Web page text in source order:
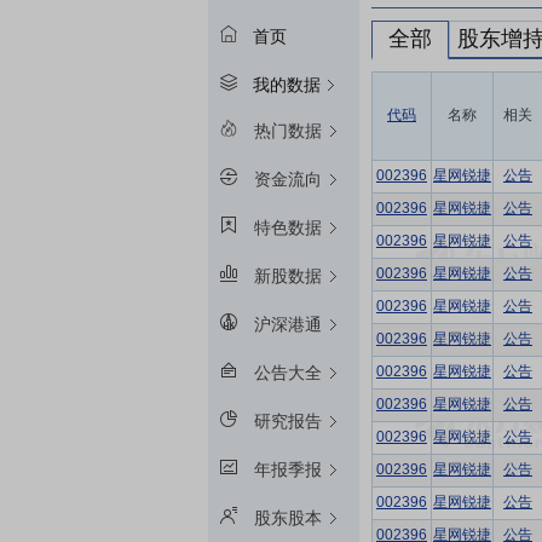
首页
我的数据
热门数据
资金流向
特色数据
新股数据
沪深港通
公告大全
研究报告
年报季报
股东股本
全部 股东增
代码 名称 相关
002396 星网锐捷
公告
002396 星网锐捷
公告
002396 星网锐捷
公告
002396 星网锐捷
公告
002396 星网锐捷
公告
002396 星网锐捷
公告
002396 星网锐捷
公告
002396 星网锐捷
公告
002396 星网锐捷
公告
002396 星网锐捷
公告
002396 星网锐捷
公告
002396 星网锐捷 公告